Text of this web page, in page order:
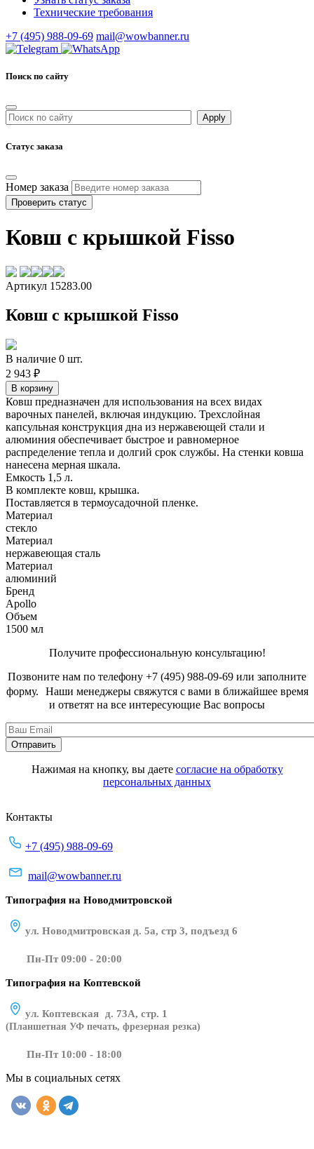
Технические требования
+7 (495) 988-09-69 mail@wowbanner.ru
Поиск по сайту
Статус заказа
Номер заказа
Проверить статус
Ковш с крышкой Fisso
Артикул 15283.00
Ковш с крышкой Fisso
В наличие 0 шт.
2 943 ₽
Ковш предназначен для использования на всех видах
варочных панелей, включая индукцию. Трехслойная
капсульная конструкция дна из нержавеющей стали и
алюминия обеспечивает быстрое и равномерное
распределение тепла и долгий срок службы. На стенки ковша
нанесена мерная шкала.
Емкость 1,5 л.
В комплекте ковш, крышка.
Поставляется в термоусадочной пленке.
Материал
стекло
Материал
нержавеющая сталь
Материал
алюминий
Бренд
Apollo
Объем
1500 мл
Получите профессиональную консультацию!
Позвоните нам по телефону +7 (495) 988-09-69 или заполните
форму. Наши менеджеры свяжутся с вами в ближайшее время
и ответят на все интересующие Вас вопросы
Нажимая на кнопку, вы даете согласие на обработку
персональных данных
Контакты
+7 (495) 988-09-69
mail@wowbanner.ru
Типография на Новодмитровской
ул. Новодмитровская д. 5а, стр 3, подъезд 6
Пн-Пт 09:00 - 20:00
Типография на Коптевской
ул. Коптевская д. 73А, стр. 1
(Планшетная УФ печать, фрезерная резка)
Пн-Пт 10:00 - 18:00
Мы в социальных сетях